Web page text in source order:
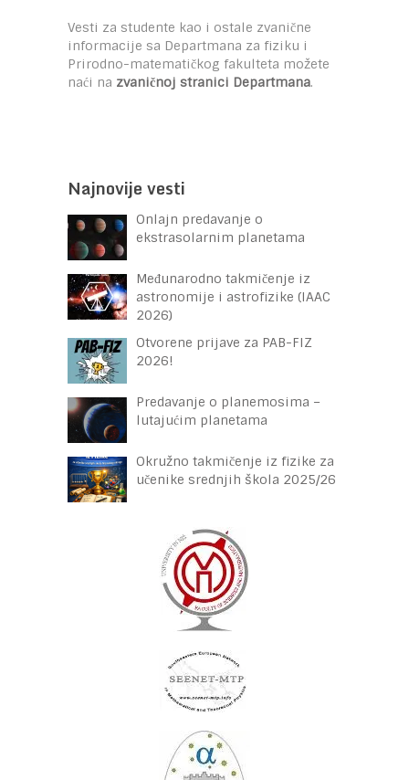
Vesti za studente kao i ostale zvanične
informacije sa Departmana za fiziku i
Prirodno-matematičkog fakulteta možete
naći na zvaničnoj stranici Departmana.
Najnovije vesti
Onlajn predavanje o
ekstrasolarnim planetama
Međunarodno takmičenje iz
astronomije i astrofizike (IAAC
2026)
Otvorene prijave za PAB-FIZ
2026!
Predavanje o planemosima –
lutajućim planetama
Okružno takmičenje iz fizike za
učenike srednjih škola 2025/26